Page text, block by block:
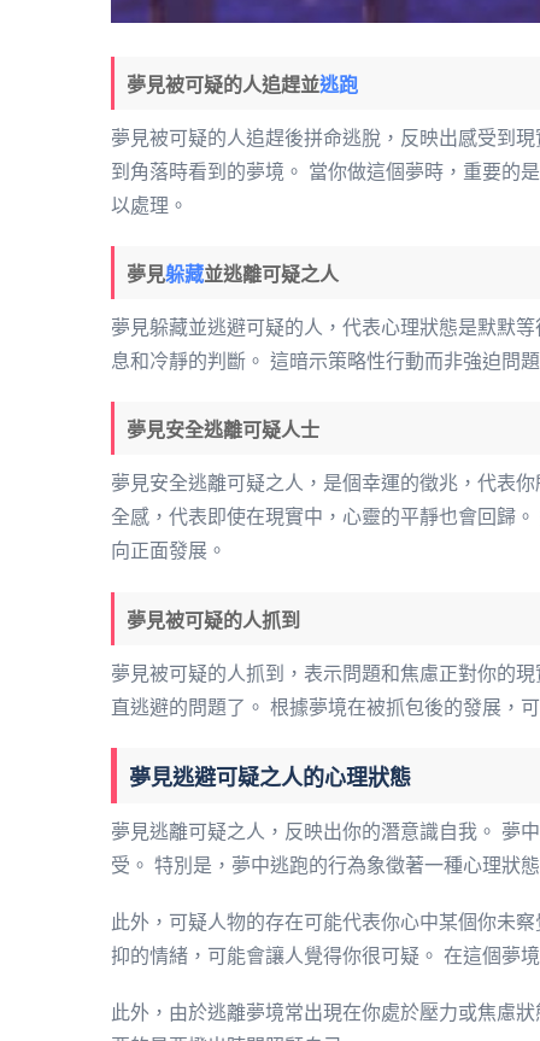
夢見被可疑的人追趕並逃跑
夢見被可疑的人追趕後拼命逃脫，反映出感受到
到角落時看到的夢境。 當你做這個夢時，重要的
以處理。
夢見躲藏並逃離可疑之人
夢見躲藏並逃避可疑的人，代表心理狀態是默默
息和冷靜的判斷。 這暗示策略性行動而非強迫問
夢見安全逃離可疑人士
夢見安全逃離可疑之人，是個幸運的徵兆，代表
全感，代表即使在現實中，心靈的平靜也會回歸
向正面發展。
夢見被可疑的人抓到
夢見被可疑的人抓到，表示問題和焦慮正對你的
直逃避的問題了。 根據夢境在被抓包後的發展，
夢見逃避可疑之人的心理狀態
夢見逃離可疑之人，反映出你的潛意識自我。 夢
受。 特別是，夢中逃跑的行為象徵著一種心理狀
此外，可疑人物的存在可能代表你心中某個你未
抑的情緒，可能會讓人覺得你很可疑。 在這個夢
此外，由於逃離夢境常出現在你處於壓力或焦慮